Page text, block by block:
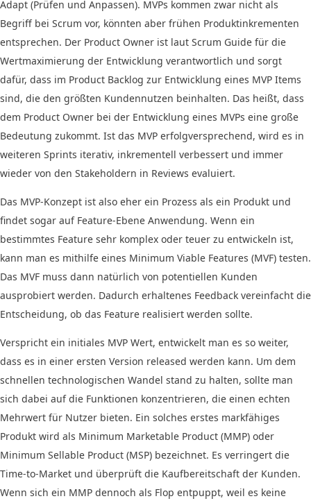
Adapt (Prüfen und Anpassen). MVPs kommen zwar nicht als
Begriff bei Scrum vor, könnten aber frühen Produktinkrementen
entsprechen. Der Product Owner ist laut Scrum Guide für die
Wertmaximierung der Entwicklung verantwortlich und sorgt
dafür, dass im Product Backlog zur Entwicklung eines MVP Items
sind, die den größten Kundennutzen beinhalten. Das heißt, dass
dem Product Owner bei der Entwicklung eines MVPs eine große
Bedeutung zukommt. Ist das MVP erfolgversprechend, wird es in
weiteren Sprints iterativ, inkrementell verbessert und immer
wieder von den Stakeholdern in Reviews evaluiert.
Das MVP-Konzept ist also eher ein Prozess als ein Produkt und
findet sogar auf Feature-Ebene Anwendung. Wenn ein
bestimmtes Feature sehr komplex oder teuer zu entwickeln ist,
kann man es mithilfe eines Minimum Viable Features (MVF) testen.
Das MVF muss dann natürlich von potentiellen Kunden
ausprobiert werden. Dadurch erhaltenes Feedback vereinfacht die
Entscheidung, ob das Feature realisiert werden sollte.
Verspricht ein initiales MVP Wert, entwickelt man es so weiter,
dass es in einer ersten Version released werden kann. Um dem
schnellen technologischen Wandel stand zu halten, sollte man
sich dabei auf die Funktionen konzentrieren, die einen echten
Mehrwert für Nutzer bieten. Ein solches erstes markfähiges
Produkt wird als Minimum Marketable Product (MMP) oder
Minimum Sellable Product (MSP) bezeichnet. Es verringert die
Time-to-Market und überprüft die Kaufbereitschaft der Kunden.
Wenn sich ein MMP dennoch als Flop entpuppt, weil es keine